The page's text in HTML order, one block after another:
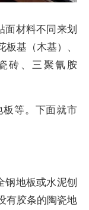
面材料不同来划
基（木基）、
砖、三聚氰胺
等。下面就市
钢地板或水泥刨
有胶条的陶瓷地